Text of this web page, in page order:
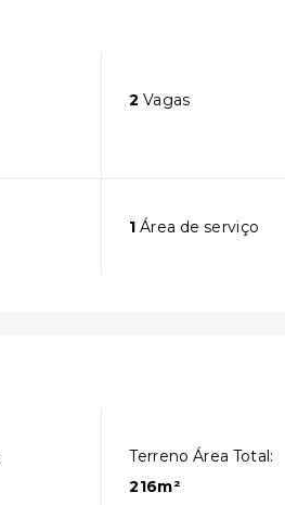
2 Vagas
1 Área de serviço
Terreno Área Total:
216m²